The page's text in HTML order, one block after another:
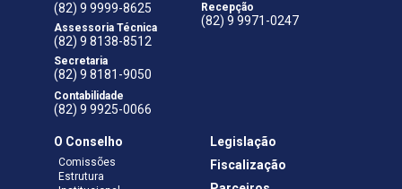
(82) 9 9999-8625
Assessoria Técnica
(82) 9 8138-8512
Secretaria
(82) 9 8181-9050
Contabilidade
(82) 9 9925-0066
Recepção
(82) 9 9971-0247
O Conselho
Comissões
Estrutura
Legislação
Fiscalização